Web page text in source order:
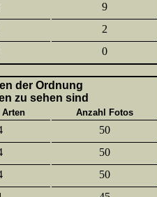
9
2
0
der Ordnung
zu sehen sind
Anzahl Fotos
50
50
50